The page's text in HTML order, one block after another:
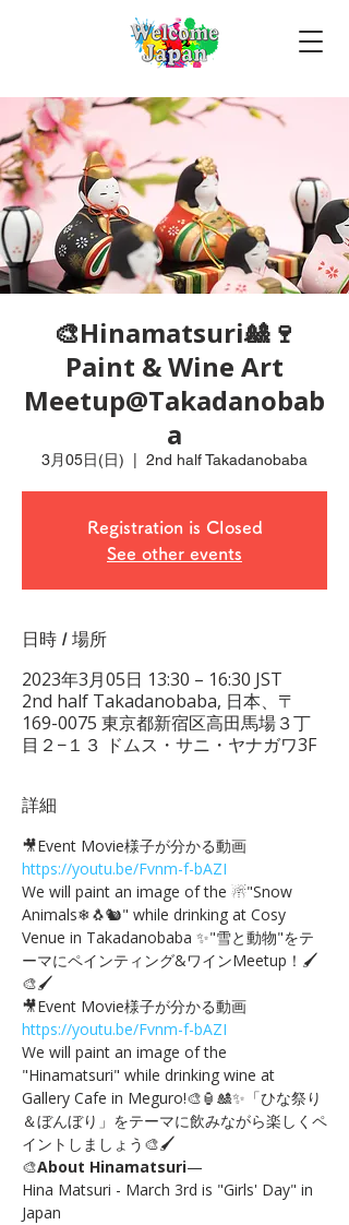
🎨Hinamatsuri🎎🍷
Paint & Wine Art
Meetup@Takadanobab
a
3月05日(日) 2nd half Takadanobaba
Registration is Closed
See other events
日時 / 場所
2023年3月05日 13:30 – 16:30 JST
2nd half Takadanobaba, 日本、〒
169-0075 東京都新宿区高田馬場３丁
目２−１３ ドムス・サニ・ヤナガワ3F
詳細
🎥Event Movie様子が分かる動画
https://youtu.be/Fvnm-f-bAZI
We will paint an image of the ☃"Snow
Animals❄🐧🐿" while drinking at Cosy
Venue in Takadanobaba ✨"雪と動物"をテ
ーマにペインティング&ワインMeetup！🖌
🎨🖌
🎥Event Movie様子が分かる動画
https://youtu.be/Fvnm-f-bAZI
We will paint an image of the
"Hinamatsuri" while drinking wine at
Gallery Cafe in Meguro!🎨🏮🎎✨「ひな祭り
＆ぼんぼり」をテーマに飲みながら楽しくペ
イントしましょう🎨🖌
🎨About Hinamatsuri—
Hina Matsuri - March 3rd is "Girls' Day" in
Japan